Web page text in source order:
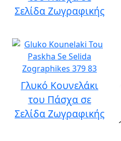
Σελίδα Ζωγραφικής
Γλυκό Κουνελάκι
του Πάσχα σε
Σελίδα Ζωγραφικής